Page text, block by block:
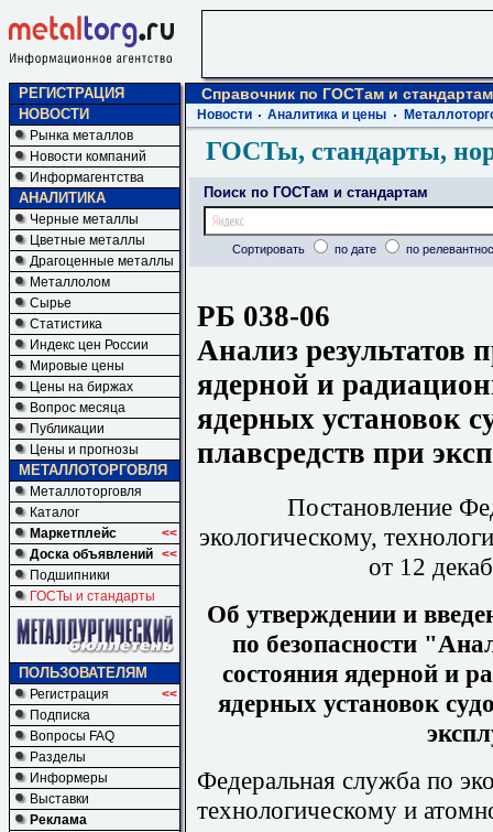
РЕГИСТРАЦИЯ
НОВОСТИ
Рынка металлов
Новости компаний
Информагентства
АНАЛИТИКА
Черные металлы
Цветные металлы
Драгоценные металлы
Металлолом
Сырье
Статистика
Индекс цен России
Мировые цены
Цены на биржах
Вопрос месяца
Публикации
Цены и прогнозы
МЕТАЛЛОТОРГОВЛЯ
Металлоторговля
Каталог
Маркетплейс
<<
Доска объявлений <<
Подшипники
ГОСТы и стандарты
ПОЛЬЗОВАТЕЛЯМ
Регистрация
<<
Подписка
Вопросы FAQ
Разделы
Информеры
Выставки
Реклама
Справочник по ГОСТам и стандартам
Новости Аналитика и цены
ГОСТы, стандарты,
Поиск по ГОСТам и стандартам
Сортировать по дате по
РБ 038-06
Анализ результатов
ядерной и
ядерных установок
плавсредств при
Постановление
экологическому,
от 12
Об утверждении и
по безопасности
состояния ядерной и
ядерных установок
Федеральная служба по
технологическому и